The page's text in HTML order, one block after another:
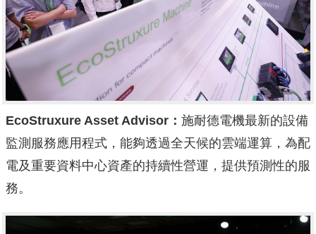
EcoStruxure Asset Advisor ： 施耐德電機最新的設備
監測服務應用程式，能夠透過全天候的雲端運算，為配
電及重要資料中心資產的持續性營運，提供預測性的服
務。